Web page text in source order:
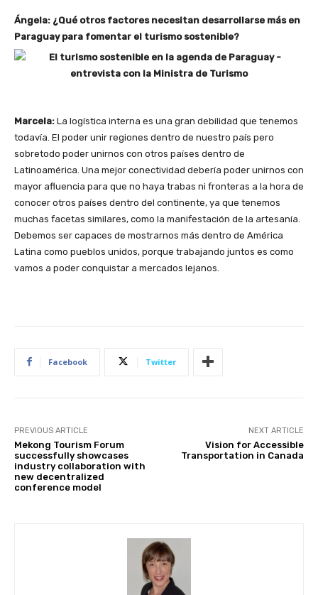
Subscribe
Ángela: ¿Qué otros factores necesitan desarrollarse más en
Paraguay para fomentar el turismo sostenible?
Marcela: La logística interna es una gran debilidad que tenemos
todavía. El poder unir regiones dentro de nuestro país pero
sobretodo poder unirnos con otros países dentro de
Latinoamérica. Una mejor conectividad debería poder unirnos con
mayor afluencia para que no haya trabas ni fronteras a la hora de
conocer otros países dentro del continente, ya que tenemos
muchas facetas similares, como la manifestación de la artesanía.
Debemos ser capaces de mostrarnos más dentro de América
Latina como pueblos unidos, porque trabajando juntos es como
vamos a poder conquistar a mercados lejanos.
Facebook Twitter
PREVIOUS ARTICLE
Mekong Tourism Forum
successfully showcases
industry collaboration with
new decentralized
conference model
NEXT ARTICLE
Vision for Accessible
Transportation in Canada